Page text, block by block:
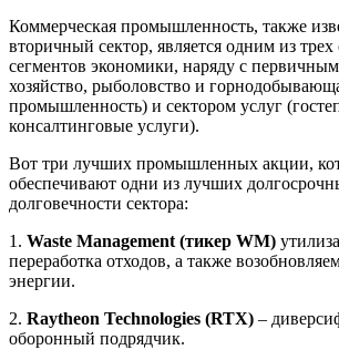
Коммерческая промышленность, также
вторичный сектор, является одним из
сегментов экономики, наряду с первичным
хозяйство, рыболовство и
промышленность) и сектором услуг
консалтинговые услуги).
Вот три лучших промышленных акции,
обеспечивают одни из лучших
долговечности сектора:
1. Waste Management (тикер WM)
переработка отходов, а также
энергии.
2. Raytheon Technologies (RTX) –
оборонный подрядчик.